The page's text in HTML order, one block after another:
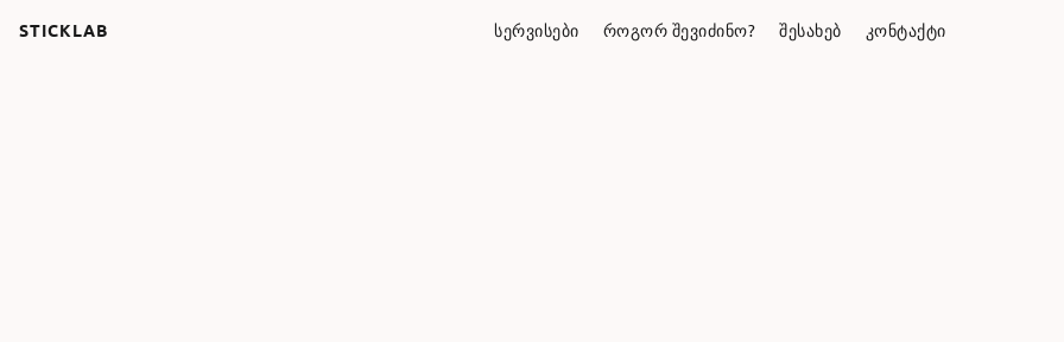
STICKLAB ᲡᲔᲠᲕᲘᲡᲔᲑᲘ ᲠᲝᲒᲝᲠ ᲨᲔᲕᲘᲫᲘᲜᲝ? ᲨᲔᲡᲐᲮᲔᲑ ᲙᲝᲜᲢᲐᲥᲢᲘ